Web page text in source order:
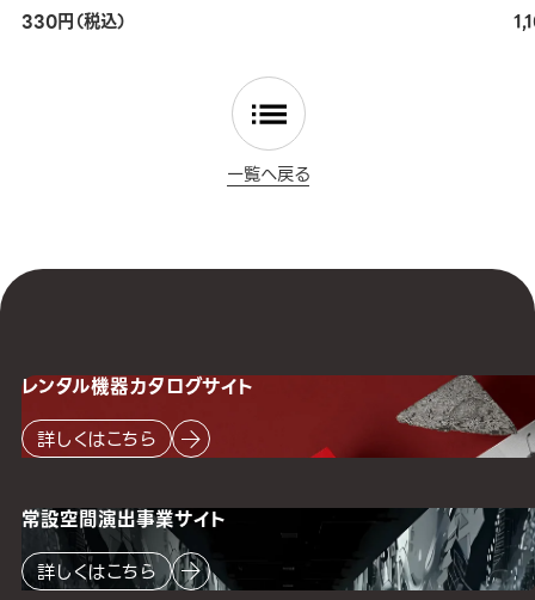
330円（税込）
一覧へ戻る
レンタル機器カタログサイト
詳しくはこちら
常設空間演出事業サイト
詳しくはこちら